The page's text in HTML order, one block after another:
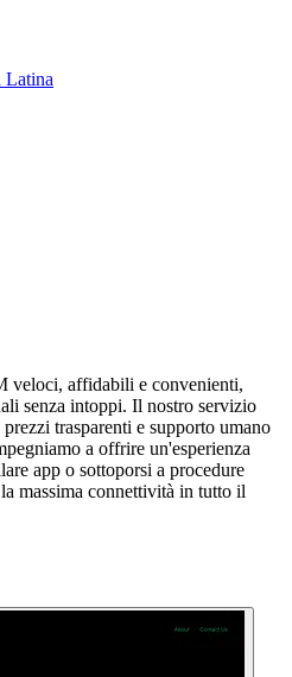
Latina
veloci, affidabili e convenienti,
senza intoppi. Il nostro servizio
trasparenti e supporto umano
a offrire un'esperienza
app o sottoporsi a procedure
massima connettività in tutto il